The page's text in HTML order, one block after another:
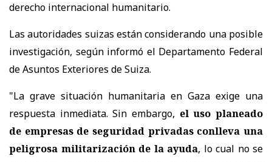
derecho internacional humanitario.
Las autoridades suizas están considerando una posible
investigación, según informó el Departamento Federal
de Asuntos Exteriores de Suiza.
"La grave situación humanitaria en Gaza exige una
respuesta inmediata. Sin embargo, el uso planeado
de empresas de seguridad privadas conlleva una
peligrosa militarización de la ayuda, lo cual no se